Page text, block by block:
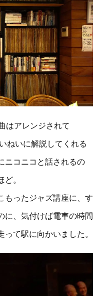
はアレンジされて
ねいに解説してくれる
ニコニコと話されるの
。
もったジャズ講座に、す
に、気付けば電車の時間
て駅に向かいました。